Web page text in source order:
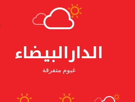
الدارالبيضاء
غيوم متفرقة